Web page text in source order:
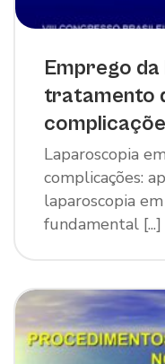
Emprego
tratamento
Laparoscopia
complicações:
laparoscopia
fundamental [...]